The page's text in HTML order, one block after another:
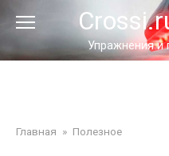
контенту
Упражнения и
Главная » Полезное